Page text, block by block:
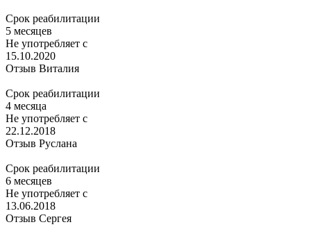
Срок реабилитации
5 месяцев
Не употребляет с
15.10.2020
Отзыв Виталия
Срок реабилитации
4 месяца
Не употребляет с
22.12.2018
Отзыв Руслана
Срок реабилитации
6 месяцев
Не употребляет с
13.06.2018
Отзыв Сергея